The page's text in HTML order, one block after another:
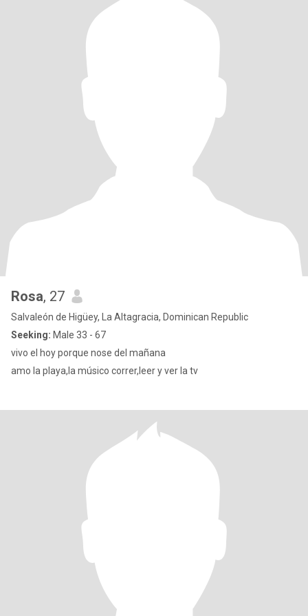
Rosa, 27
Salvaleón de Higüey, La Altagracia, Dominican Republic
Seeking: Male 33 - 67
vivo el hoy porque nose del mañana
amo la playa,la músico correr,leer y ver la tv